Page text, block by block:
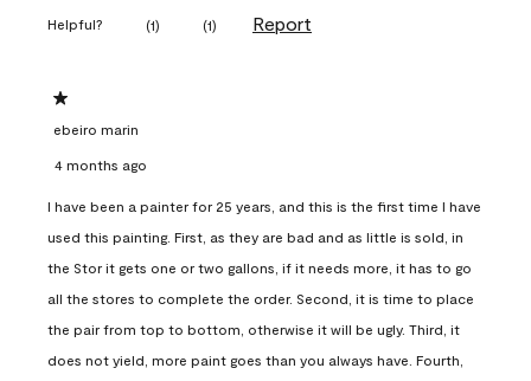
Helpful? (1) (1) Report
1 out of 5 stars.
ebeiro marin
4 months ago
I have been a painter for 25 years, and this is the first time I have
used this painting. First, as they are bad and as little is sold, in
the Stor it gets one or two gallons, if it needs more, it has to go
all the stores to complete the order. Second, it is time to place
the pair from top to bottom, otherwise it will be ugly. Third, it
does not yield, more paint goes than you always have. Fourth,